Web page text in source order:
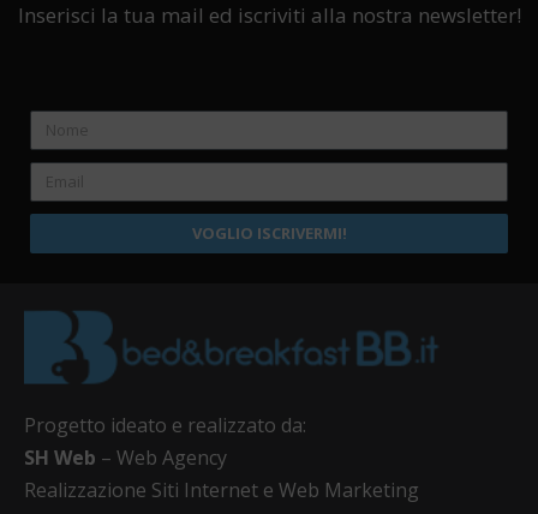
Inserisci la tua mail ed iscriviti alla nostra newsletter!
VOGLIO ISCRIVERMI!
Progetto ideato e realizzato da:
SH Web – Web Agency
Realizzazione Siti Internet e Web Marketing